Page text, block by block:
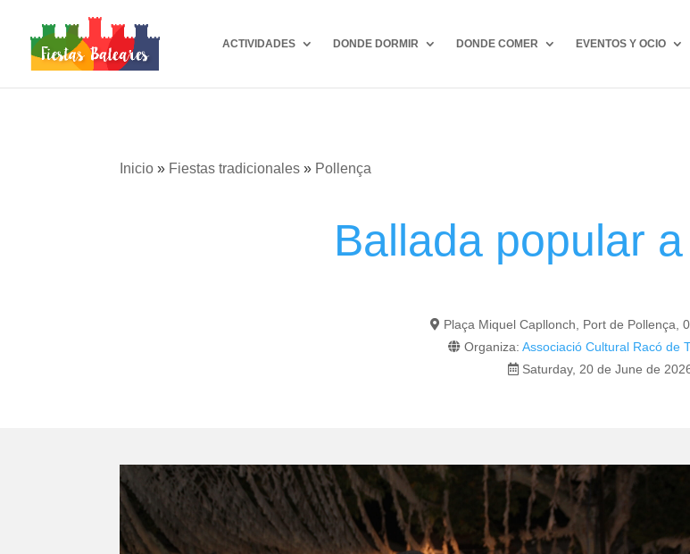
ACTIVIDADES DONDE DORMIR DONDE COMER EVENTOS Y OCIO
Inicio » Fiestas tradicionales » Pollença
Ballada popular
Plaça Miquel Capllonch, Port de Pollença,
Organiza: Associació Cultural Racó de
Saturday, 20 de June de